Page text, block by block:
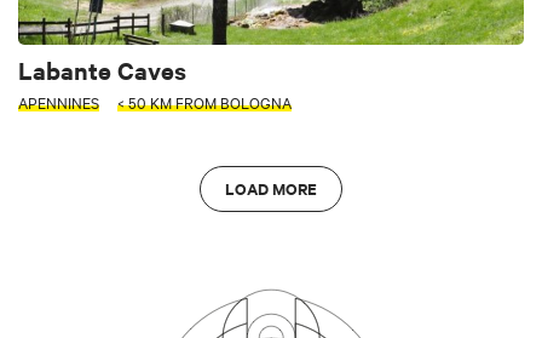
Labante Caves
APENNINES < 50 KM FROM BOLOGNA
LOAD MORE